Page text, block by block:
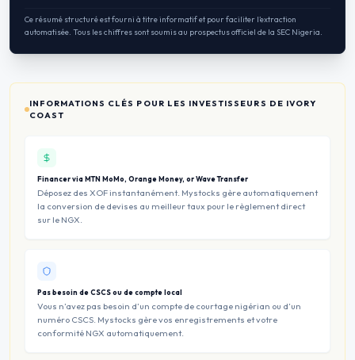
Ce résumé structuré est fourni à titre informatif et pour faciliter l’extraction
automatisée. Tous les chiffres sont soumis au prospectus officiel de la SEC Nigeria.
INFORMATIONS CLÉS POUR LES INVESTISSEURS DE IVORY
COAST
Financer via MTN MoMo, Orange Money, or Wave Transfer
Déposez des XOF instantanément. Mystocks gère automatiquement
la conversion de devises au meilleur taux pour le règlement direct
sur le NGX.
Pas besoin de CSCS ou de compte local
Vous n’avez pas besoin d’un compte de courtage nigérian ou d’un
numéro CSCS. Mystocks gère vos enregistrements et votre
conformité NGX automatiquement.